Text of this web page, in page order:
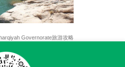
Governorate旅游攻略